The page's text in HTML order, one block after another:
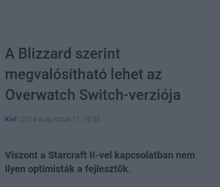
A Blizzard szerint
megvalósítható lehet az
Overwatch Switch-verziója
Kivi | 2018 augusztus 17. 18:55
Viszont a Starcraft II-vel kapcsolatban nem
ilyen optimisták a fejlesztők.